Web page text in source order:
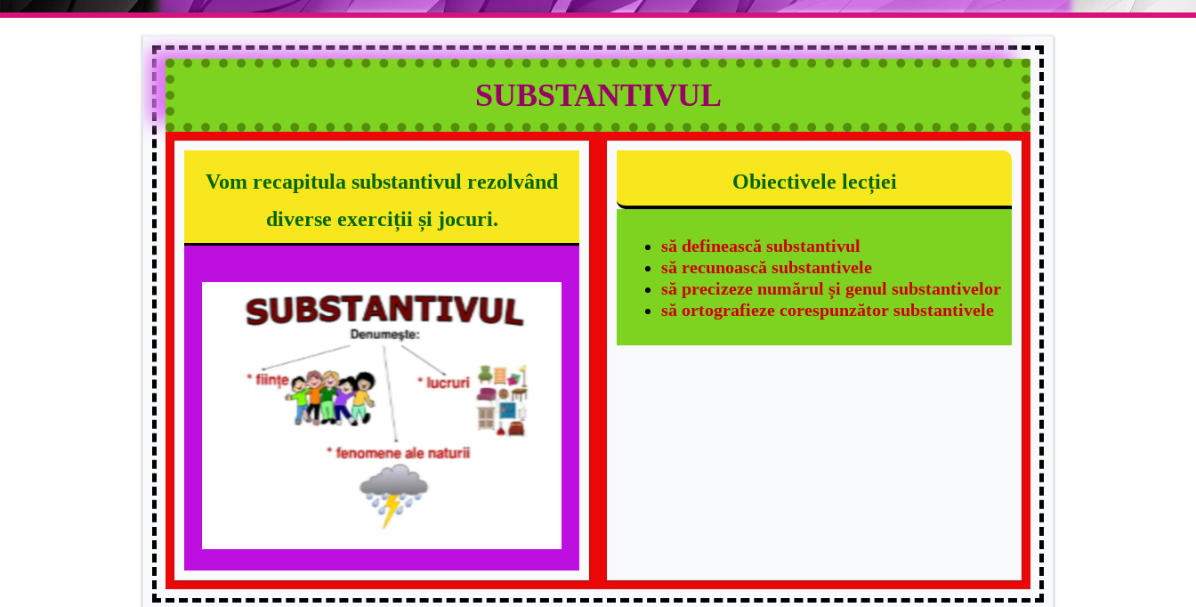
SUBSTANTIVUL
Vom recapitula substantivul rezolvând
diverse exerciții și jocuri.
Obiectivele lecției
să definească substantivul
să recunoască substantivele
să precizeze numărul și genul substantivelor
să ortografieze corespunzător substantivele